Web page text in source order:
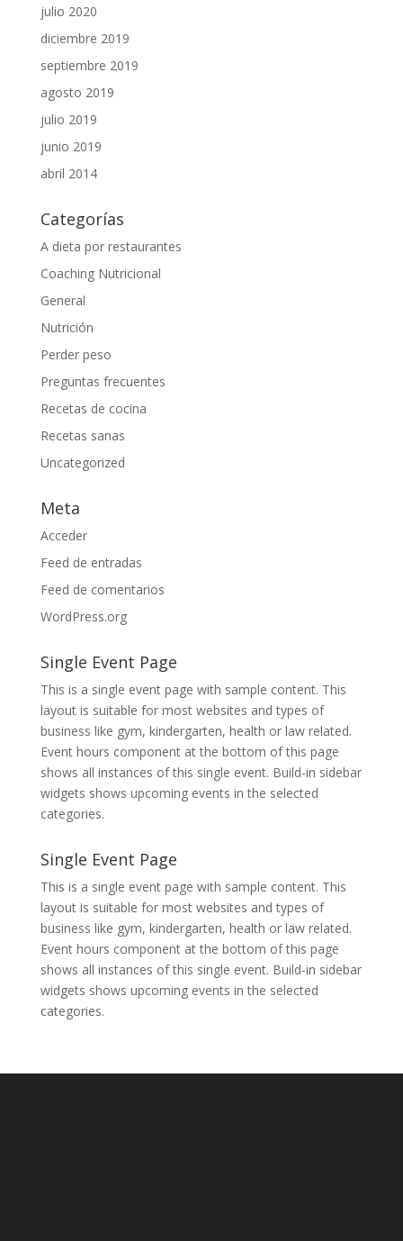
julio 2020
diciembre 2019
septiembre 2019
agosto 2019
julio 2019
junio 2019
abril 2014
Categorías
A dieta por restaurantes
Coaching Nutricional
General
Nutrición
Perder peso
Preguntas frecuentes
Recetas de cocina
Recetas sanas
Uncategorized
Meta
Acceder
Feed de entradas
Feed de comentarios
WordPress.org
Single Event Page
This is a single event page with sample content. This
layout is suitable for most websites and types of
business like gym, kindergarten, health or law related.
Event hours component at the bottom of this page
shows all instances of this single event. Build-in sidebar
widgets shows upcoming events in the selected
categories.
Single Event Page
This is a single event page with sample content. This
layout is suitable for most websites and types of
business like gym, kindergarten, health or law related.
Event hours component at the bottom of this page
shows all instances of this single event. Build-in sidebar
widgets shows upcoming events in the selected
categories.